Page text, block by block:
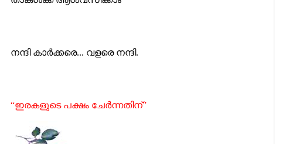
നന്ദി കാര്‍ക്കരെ... വളരെ നന്ദി.
“ഇരകളുടെ പക്ഷം ചേര്‍ന്നതിന്”